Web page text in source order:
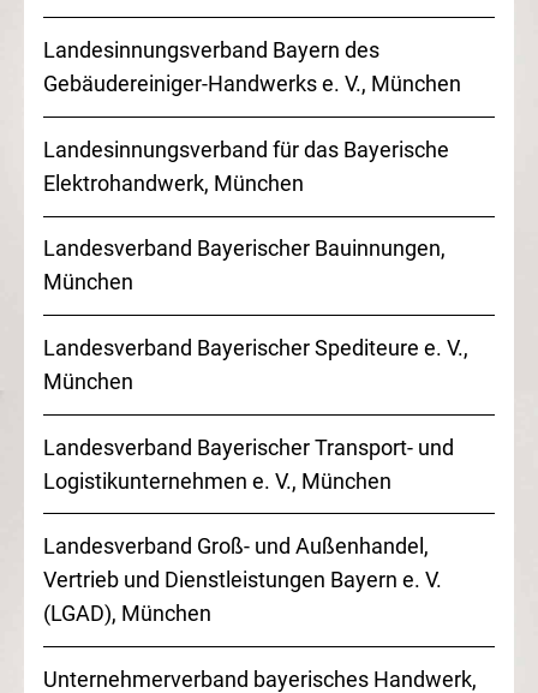
Landesinnungsverband Bayern des
Gebäudereiniger-Handwerkse. V., München
Landesinnungsverband für das Bayerische
Elektrohandwerk, München
Landesverband Bayerischer Bauinnungen,
München
Landesverband Bayerischer Spediteure e. V.,
München
Landesverband Bayerischer Transport- und
Logistikunternehmen e. V., München
Landesverband Groß- und Außenhandel,
Vertrieb und Dienstleistungen Bayern e. V.
(LGAD), München
Unternehmerverband bayerisches Handwerk,